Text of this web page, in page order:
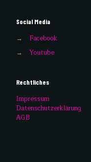
Social Media
→
Facebook
→
Youtube
Rechtliches
Impressum
Datenschutzerklärung
AGB